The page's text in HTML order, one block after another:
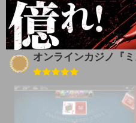
オンラインカジノ『ミ